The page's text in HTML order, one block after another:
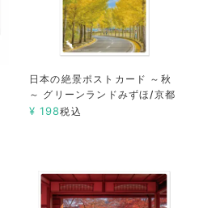
日本の絶景ポストカード ～秋
～ グリーンランドみずほ/京都
¥ 198税込